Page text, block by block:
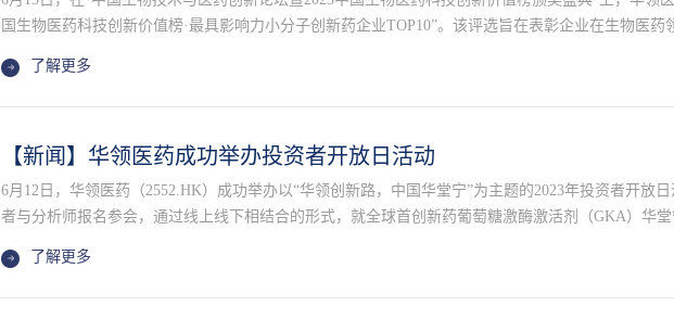
国生物医药科技创新价值榜·最具影响力小分子创新药企业TOP10”。该评选旨在表彰企业在生物医药
了解更多
【新闻】华领医药成功举办投资者开放日活动
6月12日，华领医药（2552.HK）成功举办以“华领创新路，中国华堂宁”为主题的2023年投资者开放
者与分析师报名参会，通过线上线下相结合的形式，就全球首创新药葡萄糖激酶激活剂（GKA）华堂
和公司多位核心高管、以及公司在中国的战略合作方代表拜耳集团处方药事业部高级副总裁呼自平女
业部市场部糖尿病治疗领域副总裁吴艺女士等出席了开放日活动。
了解更多